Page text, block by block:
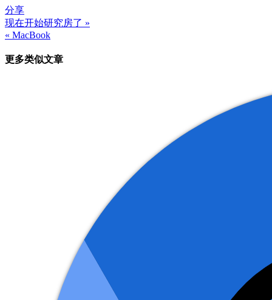
分享
文
导
现在开始研究房了 »
« MacBook
更多类似文章